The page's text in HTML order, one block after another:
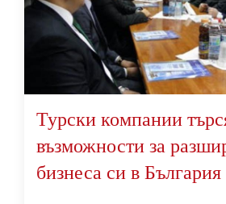
Турски компании
възможности за
бизнеса си в България